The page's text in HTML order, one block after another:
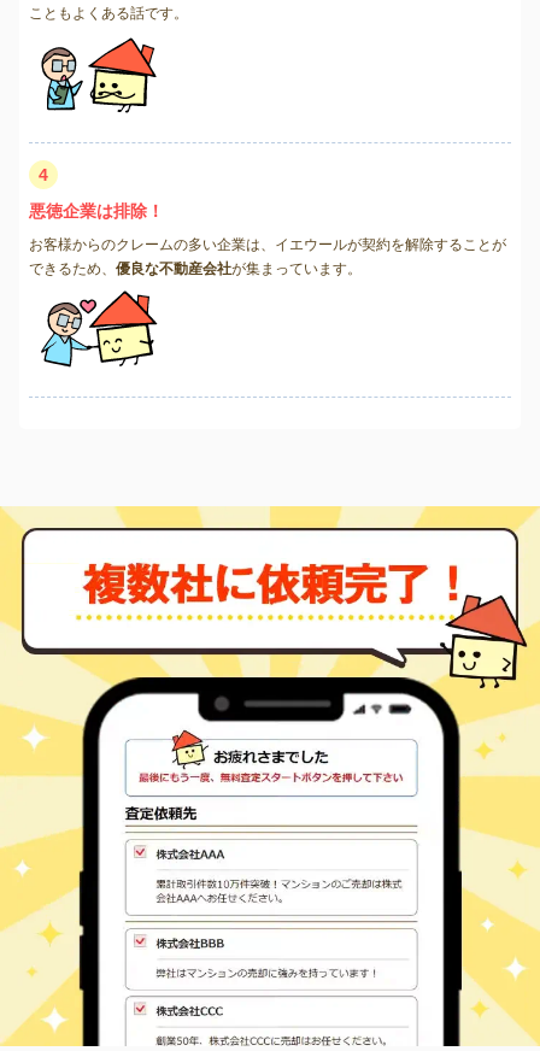
こともよくある話です。
4
悪徳企業は排除！
お客様からのクレームの多い企業は、イエウールが契約を解除することが
できるため、 優良な不動産会社が集まっています。